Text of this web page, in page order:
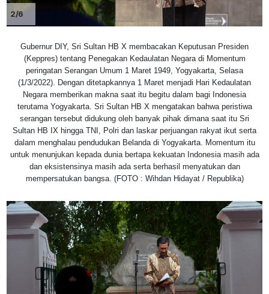
2/6
Gubernur DIY, Sri Sultan HB X membacakan Keputusan Presiden
(Keppres) tentang Penegakan Kedaulatan Negara di Momentum
peringatan Serangan Umum 1 Maret 1949, Yogyakarta, Selasa
(1/3/2022). Dengan ditetapkannya 1 Maret menjadi Hari Kedaulatan
Negara memberikan makna saat itu begitu dalam bagi Indonesia
terutama Yogyakarta. Sri Sultan HB X mengatakan bahwa peristiwa
serangan tersebut didukung oleh banyak pihak dimana saat itu Sri
Sultan HB IX hingga TNI, Polri dan laskar perjuangan rakyat ikut serta
dalam menghalau pendudukan Belanda di Yogyakarta. Momentum itu
untuk menunjukan kepada dunia bertapa kekuatan Indonesia masih ada
dan eksistensinya masih ada serta berhasil menyatukan dan
mempersatukan bangsa. (FOTO : Wihdan Hidayat / Republika)